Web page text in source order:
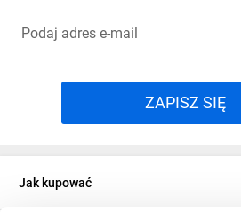
Podaj adres e-mail
ZAPISZ SIĘ
Jak kupować